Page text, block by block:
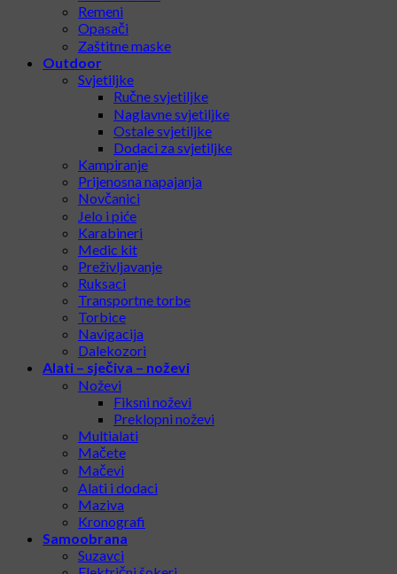
Remeni
Opasači
Zaštitne maske
Outdoor
Svjetiljke
Ručne svjetiljke
Naglavne svjetiljke
Ostale svjetiljke
Dodaci za svjetiljke
Kampiranje
Prijenosna napajanja
Novčanici
Jelo i piće
Karabineri
Medic kit
Preživljavanje
Ruksaci
Transportne torbe
Torbice
Navigacija
Dalekozori
Alati – sječiva – noževi
Noževi
Fiksni noževi
Preklopni noževi
Multialati
Mačete
Mačevi
Alati i dodaci
Maziva
Kronografi
Samoobrana
Suzavci